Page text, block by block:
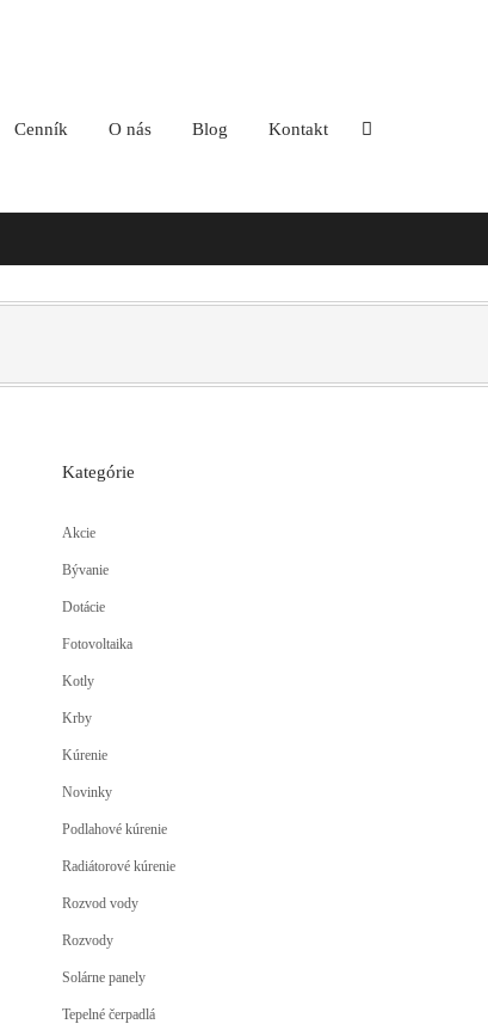
Cenník O nás Blog Kontakt
Kategórie
Akcie
Bývanie
Dotácie
Fotovoltaika
Kotly
Krby
Kúrenie
Novinky
Podlahové kúrenie
Radiátorové kúrenie
Rozvod vody
Rozvody
Solárne panely
Tepelné čerpadlá